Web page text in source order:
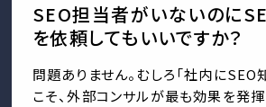
SEO担当者がいないのに
を依頼してもいいですか？
問題ありません。むしろ「社内にSEO
こそ、外部コンサルが最も効果を発